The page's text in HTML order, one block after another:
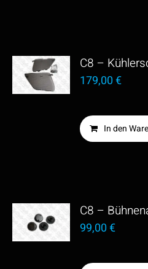
C8 –
179,00€
In den
C8 –
99,00€